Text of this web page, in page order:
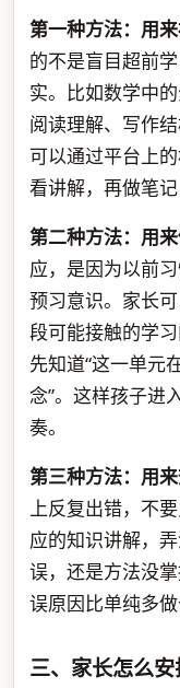
第一种方法：用来
的不是盲目超前
实。比如数学中
阅读理解、写作
可以通过平台上
看讲解，再做笔记
第二种方法：用来
应，是因为以前
预习意识。家长
段可能接触的学
先知道“这一单元
念”。这样孩子进
奏。
第三种方法：用来
上反复出错，不
应的知识讲解，
误，还是方法没
误原因比单纯多做
三、家长怎么